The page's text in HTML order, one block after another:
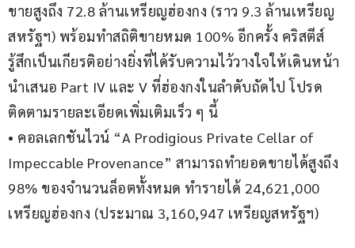
ขายสูงถึง 72.8 ล้านเหรียญฮ่องกง (ราว 9.3 ล้านเหรียญ
สหรัฐฯ) พร้อมทำสถิติขายหมด 100% อีกครั้ง คริสตีส์
รู้สึกเป็นเกียรติอย่างยิ่งที่ได้รับความไว้วางใจให้เดินหน้า
นำเสนอ Part IV และ V ที่ฮ่องกงในลำดับถัดไป โปรด
ติดตามรายละเอียดเพิ่มเติมเร็ว ๆ นี้
• คอลเลกชันไวน์ “A Prodigious Private Cellar of
Impeccable Provenance” สามารถทำยอดขายได้สูงถึง
98% ของจำนวนล็อตทั้งหมด ทำรายได้ 24,621,000
เหรียญฮ่องกง (ประมาณ 3,160,947 เหรียญสหรัฐฯ)